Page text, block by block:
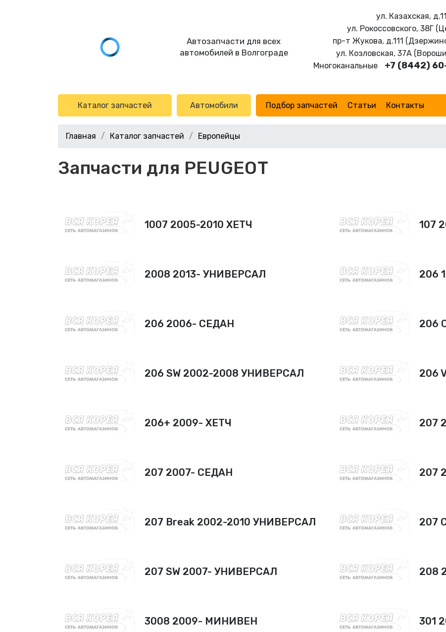
Автозапчасти для всех
автомобилей в Волгограде
ул. Казахская,
ул. Рокоссовского, 38Г
пр-т Жукова, д.111
ул. Козловская, 37А
Многоканальные +7 (8442)
Каталог запчастей Автомобили Подбор запчастей Статьи Контакты
Главная Каталог запчастей Европейцы
Запчасти для PEUGEOT
1007 2005-2010 ХЕТЧ 107
2008 2013- УНИВЕРСАЛ 206
206 2006- СЕДАН 206
206 SW 2002-2008 УНИВЕРСАЛ 206
206+ 2009- ХЕТЧ 207
207 2007- СЕДАН 207
207 Break 2002-2010 УНИВЕРСАЛ 207
207 SW 2007- УНИВЕРСАЛ 208
3008 2009- МИНИВЕН 301